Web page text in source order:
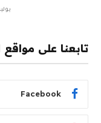
يوليو 30,
تابعنا على
Facebook